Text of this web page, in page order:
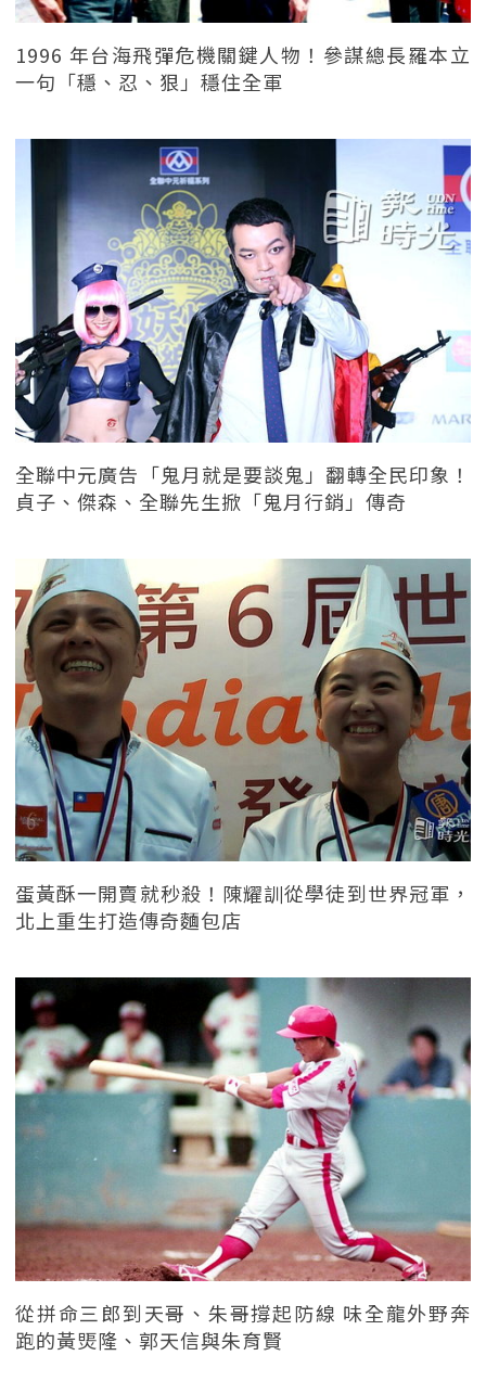
1996 年台海飛彈危機關鍵人物！參謀總長羅本立
一句「穩、忍、狠」穩住全軍
全聯中元廣告「鬼月就是要談鬼」翻轉全民印象！
貞子、傑森、全聯先生掀「鬼月行銷」傳奇
蛋黃酥一開賣就秒殺！陳耀訓從學徒到世界冠軍，
北上重生打造傳奇麵包店
從拼命三郎到天哥、朱哥撐起防線 味全龍外野奔
跑的黃煚隆、郭天信與朱育賢